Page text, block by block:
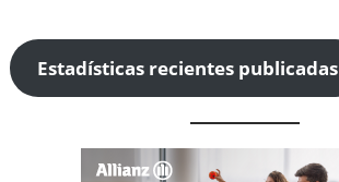
Estadísticas recientes publicadas